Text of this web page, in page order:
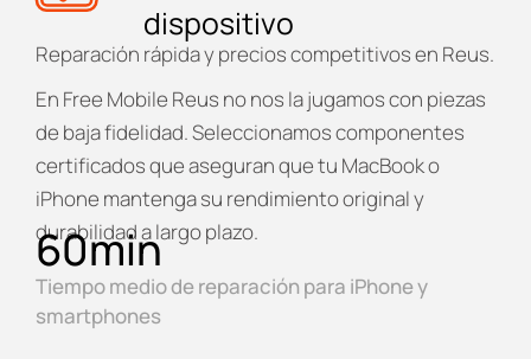
dispositivo
Reparación rápida y precios competitivos en Reus.
En Free Mobile Reus no nos la jugamos con piezas
de baja fidelidad. Seleccionamos componentes
certificados que aseguran que tu MacBook o
iPhone mantenga su rendimiento original y
durabilidad a largo plazo.
Tiempo medio de reparación para iPhone y
smartphones
60min